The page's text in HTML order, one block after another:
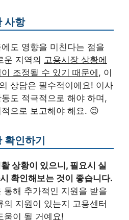
사항
도 영향을 미친다는 점을
운 지역의 고용시장 상황에
조정될 수 있기 때문에, 이
상담은 필수적이에요! 이사
도 적극적으로 해야 하며,
으로 보고해야 해요. 😉
확인하기
상황이 있으니, 필요시 실
확인해보는 것이 좋습니다.
통해 추가적인 지원을 받을
의 지원이 있는지 고용센터
움이 될 거예요!